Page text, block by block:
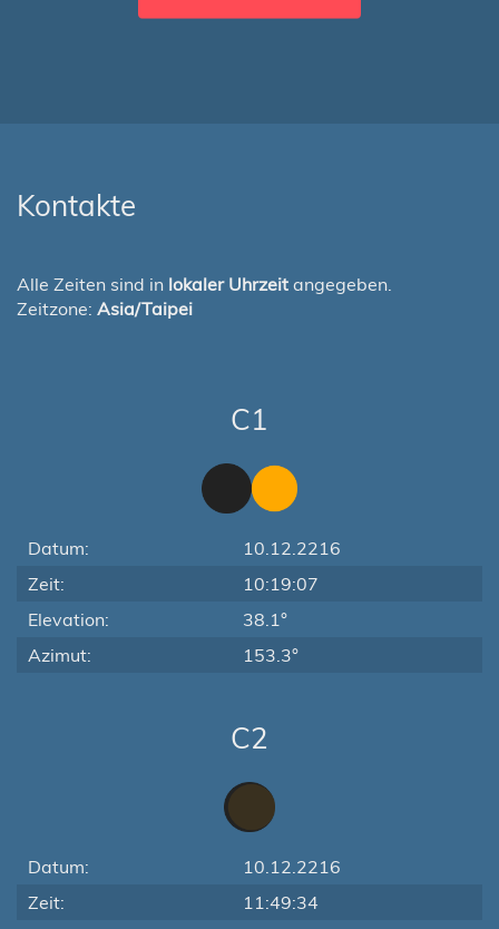
Kontakte
Alle Zeiten sind in lokaler Uhrzeit angegeben.
Zeitzone: Asia/Taipei
C1
Datum:
10.12.2216
Zeit:
10:19:07
Elevation:
38.1°
Azimut:
153.3°
C2
Datum:
10.12.2216
Zeit:
11:49:34